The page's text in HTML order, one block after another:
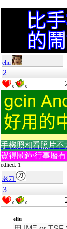
eliu
2
0 0
手機照相看照片不
覺得鬧鐘/行事曆
edited: 1
老刀
3
0 0
eliu